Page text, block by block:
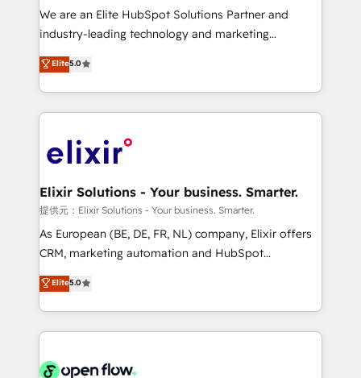
workflows; audit-ready reporting ⚖️ Legal: client
intake; pipeline and document workflows 🛒 E-
revenue automation 🏢 Real Estate: deal pipelines;
portfolio and lifecycle management 🏭
HIPAA-aware; CASL-compliant; GDPR-ready
implementations where required 💡 Why 500+
built to scale.
We are an Elite HubSpot Solutions Partner and
industry-leading technology and marketing
consultancy. Our focus is on enterprise and mid-
market B2B companies globally that want a strategic
approach to execute their goals through creative
applications of our solutions; Technical HubSpot
Design, Migrations + Integrations. Mole Street’s
greatness, which is achieved through creating
absolute clarity, derived from a well-defined
strategy, executed well, and reported on with clear
results. The culture is driven by core values; Joy, Grit,
Mindedness, and Clarity. We are driven to win for the
collective good of the company and its clientele, and
things are happening.
Elite5.0
Elixir Solutions - Your business. Smarter.
提供元：Elixir Solutions - Your business. Smarter.
As European (BE, DE, FR, NL) company, Elixir offers
CRM, marketing automation and HubSpot
integration products and services to mid-market
and enterprise customers. We ensure that your sales,
service and marketing department operates in the
most effective way, while at the same time
integrated buyers journey. Elixir is located in
Elite5.0